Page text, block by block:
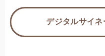
デジタルサイ